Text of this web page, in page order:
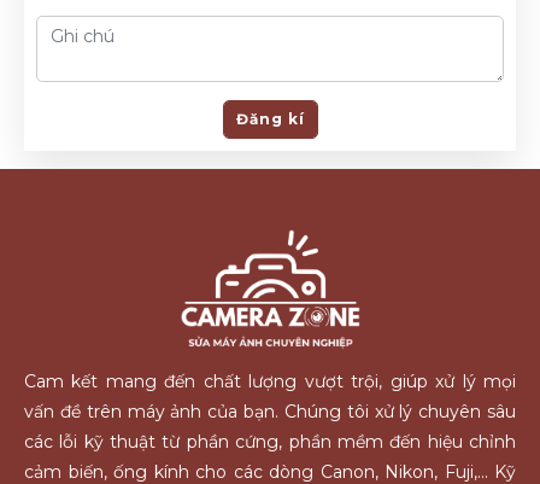
Đăng kí
Cam kết mang đến chất lượng vượt trội, giúp xử lý mọi
vấn đề trên máy ảnh của bạn. Chúng tôi xử lý chuyên sâu
các lỗi kỹ thuật từ phần cứng, phần mềm đến hiệu chỉnh
cảm biến, ống kính cho các dòng Canon, Nikon, Fuji,... Kỹ